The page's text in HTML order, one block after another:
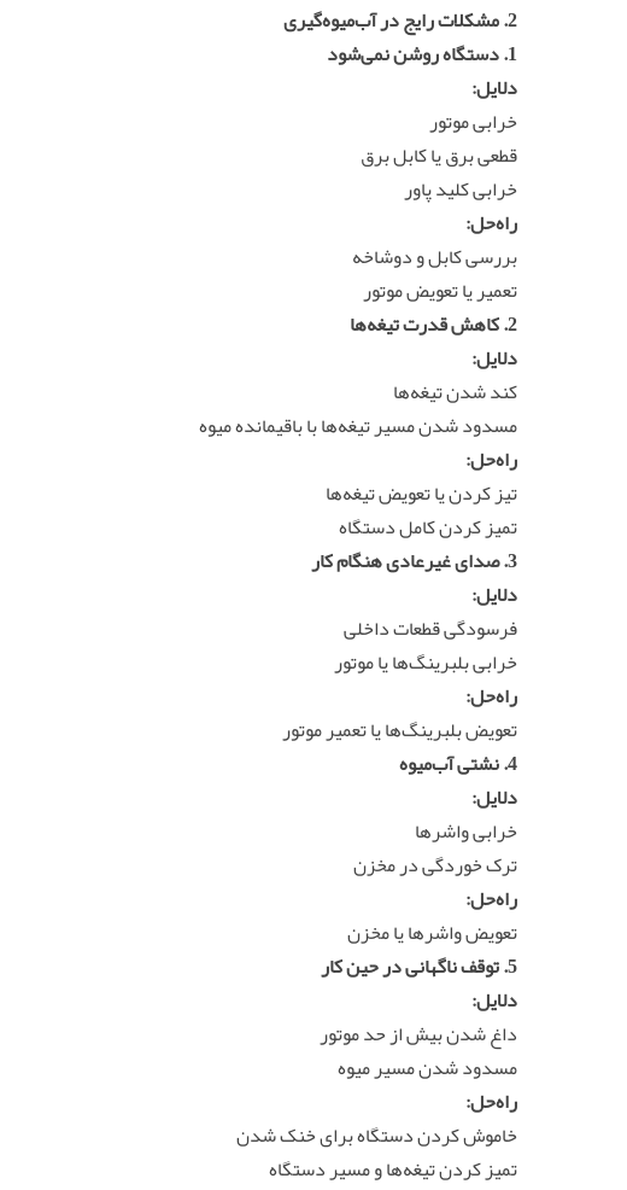
2. مشکلات رایج در آب‌میوه‌گیری
1. دستگاه روشن نمی‌شود
دلایل:
خرابی موتور
قطعی برق یا کابل برق
خرابی کلید پاور
راه‌حل:
بررسی کابل و دوشاخه
تعمیر یا تعویض موتور
2. کاهش قدرت تیغه‌ها
دلایل:
کند شدن تیغه‌ها
مسدود شدن مسیر تیغه‌ها با باقیمانده میوه
راه‌حل:
تیز کردن یا تعویض تیغه‌ها
تمیز کردن کامل دستگاه
3. صدای غیرعادی هنگام کار
دلایل:
فرسودگی قطعات داخلی
خرابی بلبرینگ‌ها یا موتور
راه‌حل:
تعویض بلبرینگ‌ها یا تعمیر موتور
4. نشتی آب‌میوه
دلایل:
خرابی واشرها
ترک خوردگی در مخزن
راه‌حل:
تعویض واشرها یا مخزن
5. توقف ناگهانی در حین کار
دلایل:
داغ شدن بیش از حد موتور
مسدود شدن مسیر میوه
راه‌حل:
خاموش کردن دستگاه برای خنک شدن
تمیز کردن تیغه‌ها و مسیر دستگاه